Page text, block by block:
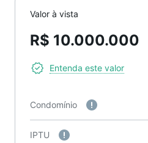
Valor à vista
R$ 10.000.000
Entenda este valor
Condomínio
IPTU